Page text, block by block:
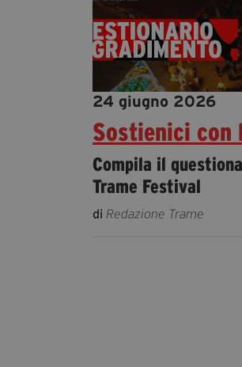
24 giugno 2026
Sostienici con
Compila il
Trame Festival
di Redazione Trame